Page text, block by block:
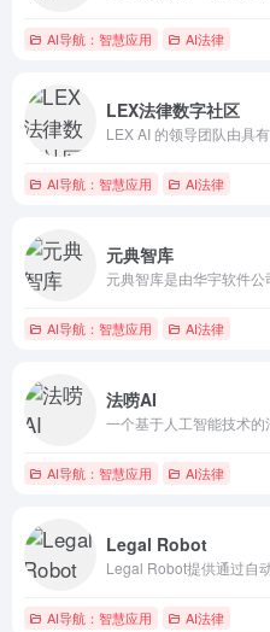
AI导航：智慧应用 AI法律
LEX法律数字社区
LEX AI 的领导团队由具
AI导航：智慧应用 AI法律
元典智库
AI导航：智慧应用 AI法律
法唠AI
一个基于人工智能技术的
AI导航：智慧应用 AI法律
Legal Robot
Legal Robot提供通过自
AI导航：智慧应用 AI法律